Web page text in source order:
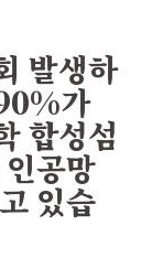
발생하
가
합성섬
공망
있습